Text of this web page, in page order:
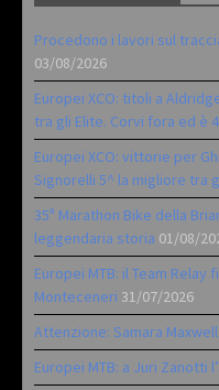
Procedono i lavori sul
03/08/2026
Europei XCO: titoli a
tra gli Elite. Corvi fora ed è
Europei XCO: vittorie per
Signorelli 5^ la migliore tra
35ª Marathon Bike della
leggendaria storia 01/08/
Europei MTB: il Team
Monteceneri 31/07/2026
Attenzione: Samara
Europei MTB: a Juri Zanotti